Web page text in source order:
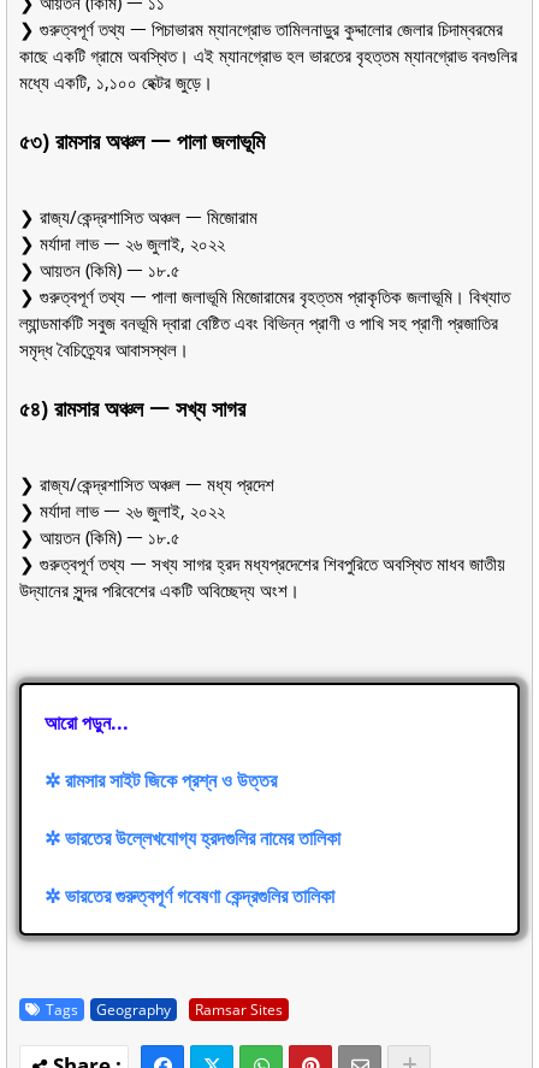
❯ গুরুত্বপূর্ণ তথ্য ᅳ পিচাভারম ম্যানগ্রোভ তামিলনাড়ুর কুদ্দালোর জেলার চিদাম্বরমের
কাছে একটি গ্রামে অবস্থিত। এই ম্যানগ্রোভ হল ভারতের বৃহত্তম ম্যানগ্রোভ বনগুলির
মধ্যে একটি, ১,১০০ হেক্টর জুড়ে।
৫৩) রামসার অঞ্চল ᅳ পালা জলাভূমি
❯ রাজ্য/কেন্দ্রশাসিত অঞ্চল ᅳ মিজোরাম
❯ মর্যাদা লাভ ᅳ ২৬ জুলাই, ২০২২
❯ আয়তন (কিমি) ᅳ ১৮.৫
❯ গুরুত্বপূর্ণ তথ্য ᅳ পালা জলাভূমি মিজোরামের বৃহত্তম প্রাকৃতিক জলাভূমি। বিখ্যাত
ল্যান্ডমার্কটি সবুজ বনভূমি দ্বারা বেষ্টিত এবং বিভিন্ন প্রাণী ও পাখি সহ প্রাণী প্রজাতির
সমৃদ্ধ বৈচিত্র্যের আবাসস্থল।
৫৪) রামসার অঞ্চল ᅳ সখ্য সাগর
❯ রাজ্য/কেন্দ্রশাসিত অঞ্চল ᅳ মধ্য প্রদেশ
❯ মর্যাদা লাভ ᅳ ২৬ জুলাই, ২০২২
❯ আয়তন (কিমি) ᅳ ১৮.৫
❯ গুরুত্বপূর্ণ তথ্য ᅳ সখ্য সাগর হ্রদ মধ্যপ্রদেশের শিবপুরিতে অবস্থিত মাধব জাতীয়
উদ্যানের সুন্দর পরিবেশের একটি অবিচ্ছেদ্য অংশ।
আরো পড়ুন...
✲ রামসার সাইট জিকে প্রশ্ন ও উত্তর
✲ ভারতের উল্লেখযোগ্য হ্রদগুলির নামের তালিকা
✲ ভারতের গুরুত্বপূর্ণ গবেষণা কেন্দ্রগুলির তালিকা
Tags Geography Ramsar Sites